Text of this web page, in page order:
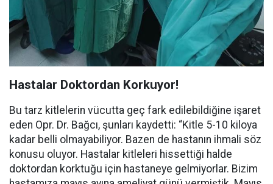
Hastalar Doktordan Korkuyor!
Bu tarz kitlelerin vücutta geç fark edilebildiğine işaret
eden Opr. Dr. Bağcı, şunları kaydetti: “Kitle 5-10 kiloya
kadar belli olmayabiliyor. Bazen de hastanın ihmali söz
konusu oluyor. Hastalar kitleleri hissettiği halde
doktordan korktuğu için hastaneye gelmiyorlar. Bizim